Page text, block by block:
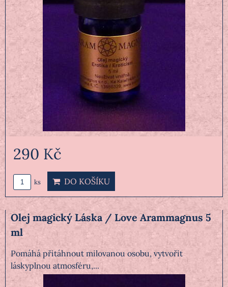
290 Kč
ks DO KOŠÍKU
Olej magický Láska / Love Arammagnus 5
ml
Pomáhá přitáhnout milovanou osobu, vytvořit
láskyplnou atmosféru,...